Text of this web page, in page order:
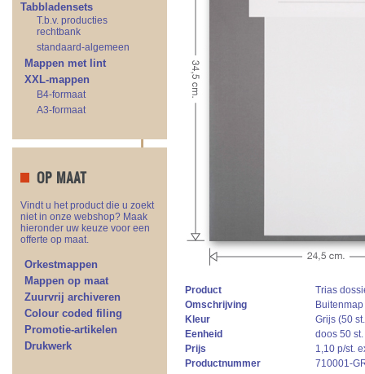
Tabbladensets
T.b.v. producties
rechtbank
standaard-algemeen
Mappen met lint
XXL-mappen
B4-formaat
A3-formaat
OP MAAT
Vindt u het product die u zoekt
niet in onze webshop? Maak
hieronder uw keuze voor een
offerte op maat.
Orkestmappen
Mappen op maat
Zuurvrij archiveren
Colour coded filing
Promotie-artikelen
Drukwerk
Product
Trias
Omschrijving
Kleur
Grijs (50
Eenheid
doos 50 st.
Prijs
1,10 p/st.
Productnummer
710001-